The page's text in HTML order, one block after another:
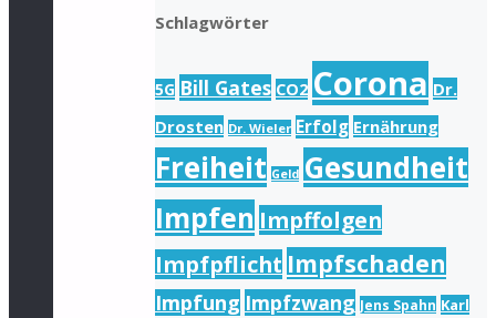
Schlagwörter
5G Bill Gates CO2 Corona Dr.
Drosten Dr. Wieler Erfolg Ernährung
Freiheit Geld Gesundheit
Impfen Impffolgen
Impfpflicht Impfschaden
Impfung Impfzwang Jens Spahn Karl